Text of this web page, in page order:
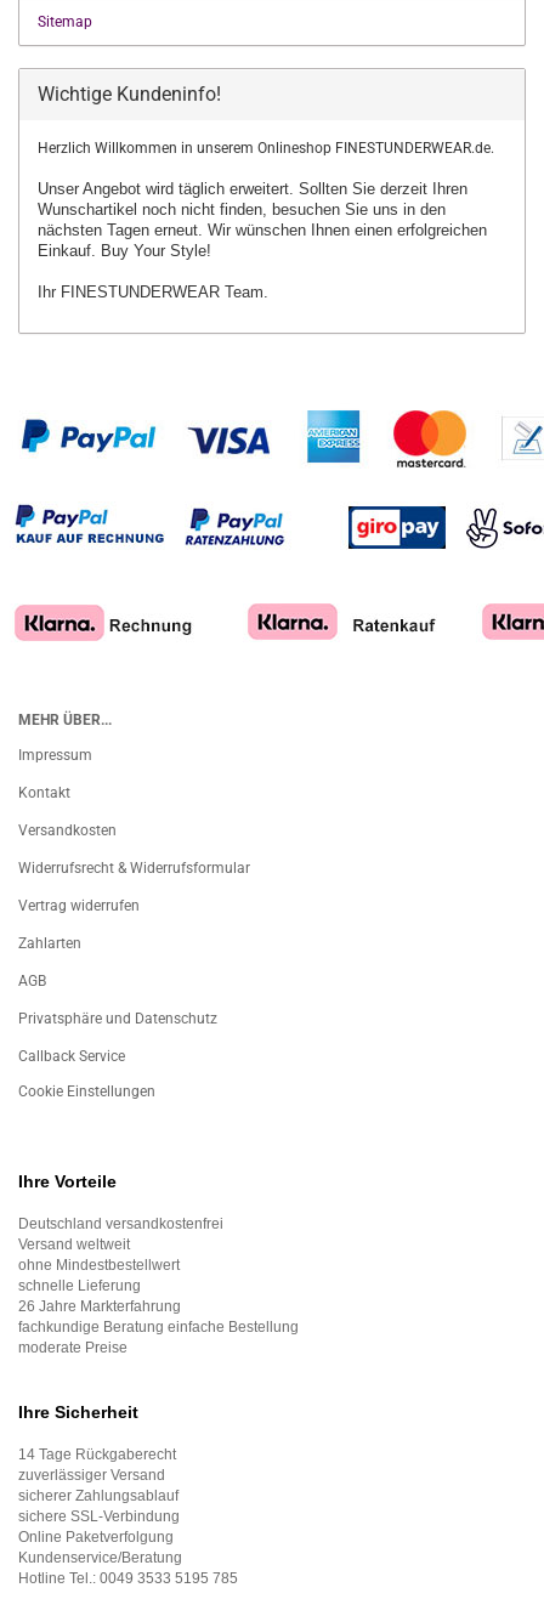
Sitemap
Wichtige Kundeninfo!
Herzlich Willkommen in unserem Onlineshop FINESTUNDERWEAR.de.
Unser Angebot wird täglich erweitert. Sollten Sie derzeit Ihren
Wunschartikel noch nicht finden, besuchen Sie uns in den
nächsten Tagen erneut. Wir wünschen Ihnen einen erfolgreichen
Einkauf. Buy Your Style!
Ihr FINESTUNDERWEAR Team.
MEHR ÜBER...
Impressum
Kontakt
Versandkosten
Widerrufsrecht & Widerrufsformular
Vertrag widerrufen
Zahlarten
AGB
Privatsphäre und Datenschutz
Callback Service
Cookie Einstellungen
Ihre Vorteile
Deutschland versandkostenfrei
Versand weltweit
ohne Mindestbestellwert
schnelle Lieferung
26 Jahre Markterfahrung
fachkundige Beratung einfache Bestellung
moderate Preise
Ihre Sicherheit
14 Tage Rückgaberecht
zuverlässiger Versand
sicherer Zahlungsablauf
sichere SSL-Verbindung
Online Paketverfolgung
Kundenservice/Beratung
Hotline Tel.: 0049 3533 5195 785